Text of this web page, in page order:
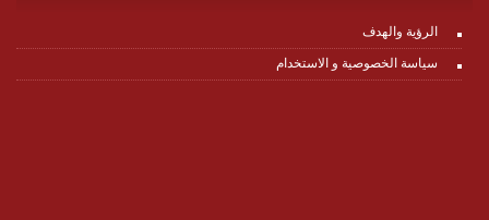
الرؤية والهدف
سياسة الخصوصية و الاستخدام